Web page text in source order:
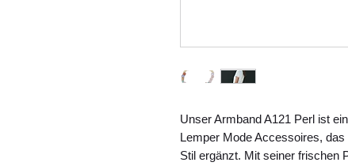
Unser Armband A121 Perl ist
Lemper Mode Accessoires,
Stil ergänzt. Mit seiner frischen